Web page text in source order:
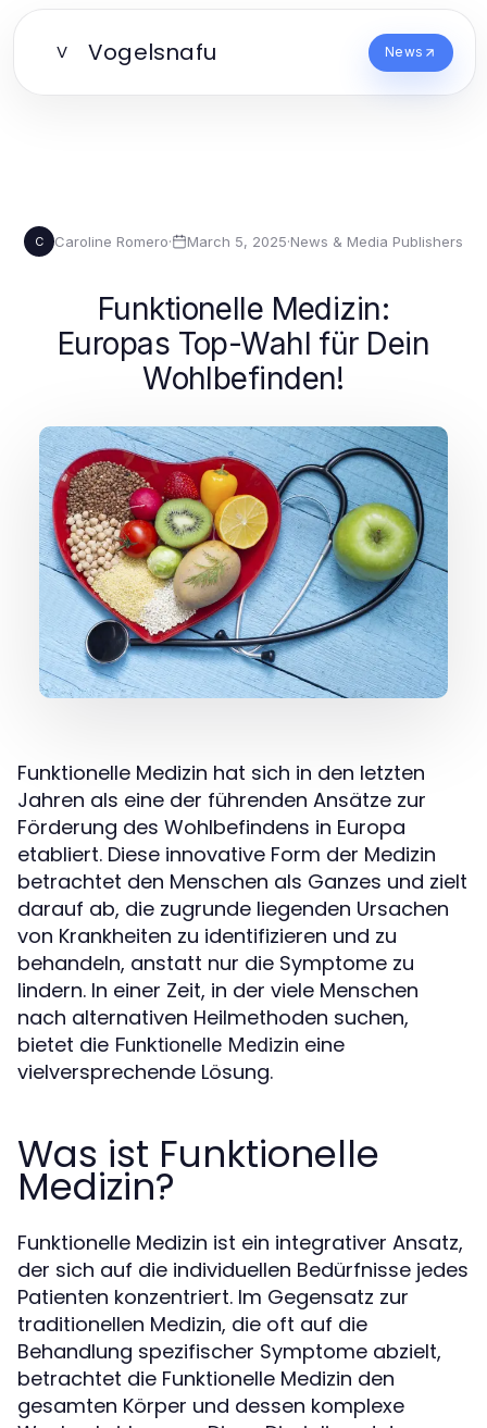
V Vogelsnafu News
C Caroline Romero· March 5, 2025·News & Media Publishers
Funktionelle Medizin:
Europas Top-Wahl für Dein
Wohlbefinden!
Funktionelle Medizin hat sich in den letzten
Jahren als eine der führenden Ansätze zur
Förderung des Wohlbefindens in Europa
etabliert. Diese innovative Form der Medizin
betrachtet den Menschen als Ganzes und zielt
darauf ab, die zugrunde liegenden Ursachen
von Krankheiten zu identifizieren und zu
behandeln, anstatt nur die Symptome zu
lindern. In einer Zeit, in der viele Menschen
nach alternativen Heilmethoden suchen,
bietet die Funktionelle Medizin eine
vielversprechende Lösung.
Was ist Funktionelle
Medizin?
Funktionelle Medizin ist ein integrativer Ansatz,
der sich auf die individuellen Bedürfnisse jedes
Patienten konzentriert. Im Gegensatz zur
traditionellen Medizin, die oft auf die
Behandlung spezifischer Symptome abzielt,
betrachtet die Funktionelle Medizin den
gesamten Körper und dessen komplexe